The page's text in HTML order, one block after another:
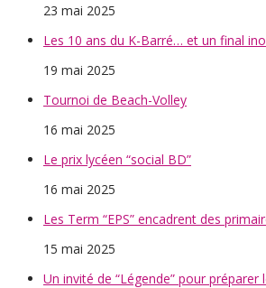
23 mai 2025
Les 10 ans du K-Barré… et un final
19 mai 2025
Tournoi de Beach-Volley
16 mai 2025
Le prix lycéen “social BD”
16 mai 2025
Les Term “EPS” encadrent des
15 mai 2025
Un invité de “Légende” pour préparer